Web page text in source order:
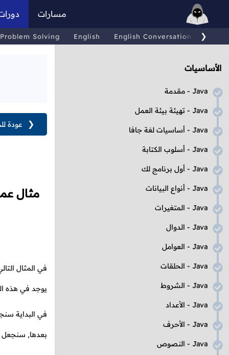
مسارات
Problem Solving English English Conversations ❯
الأساسيات
Java - مقدمة
Java - تهيئة بيئة العمل
Java - أساسيات لغة جافا
Java - أسلوب الكتابة
Java - أول برنامج لك
Java - أنواع البيانات
Java - المتغيرات
Java - الدوال
Java - العوامل
Java - الحلقات
Java - الشروط
Java - الأعداد
Java - الأحرف
Java - النصوص
❮ عودة
مثال
في المثال
يوجد في هذه
في البداية
بعدها, سنجعل